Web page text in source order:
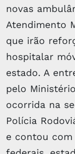
novas
Atendimento
que irão
hospitalar
estado. A
pelo
ocorrida na
Polícia
e contou com